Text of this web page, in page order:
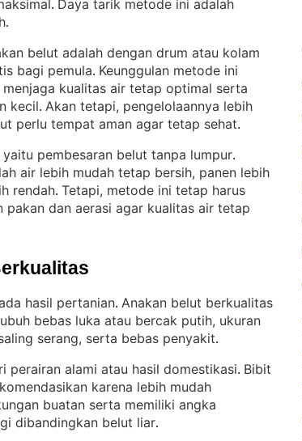
. Daya tarik metode ini adalah
.
belut adalah dengan drum atau kolam
bagi pemula. Keunggulan metode ini
kualitas air tetap optimal serta
kecil. Akan tetapi, pengelolaannya lebih
perlu tempat aman agar tetap sehat.
pembesaran belut tanpa lumpur
air lebih mudah tetap bersih, panen lebih
rendah. Tetapi, metode ini tetap harus
dan aerasi agar kualitas air tetap
hasil pertanian. Anakan belut berkualitas
bebas luka atau bercak putih, ukuran
serang, serta bebas penyakit.
perairan alami atau hasil domestikasi. Bibit
karena lebih mudah
buatan serta memiliki angka
dibandingkan belut liar.